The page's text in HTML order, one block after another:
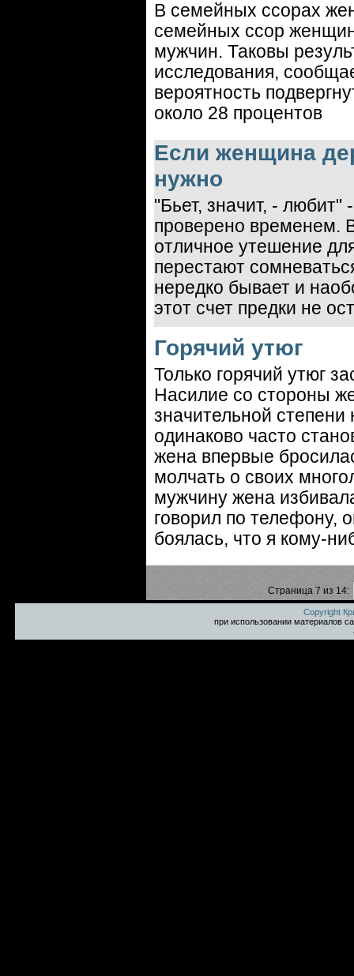
В семейных ссорах
семейных ссор
мужчин. Таковы
исследования,
вероятность
около 28 процентов
Если женщина
нужно
"Бьет, значит, - любит"
проверено временем.
отличное утешение
перестают
нередко бывает и
этот счет предки не
Горячий утюг
Только горячий утюг
Насилие со стороны
значительной
одинаково часто
жена впервые
молчать о своих
мужчину жена
говорил по телефону,
боялась, что я кому-
Страница 7 из 14:
Copyright
при использовании материалов